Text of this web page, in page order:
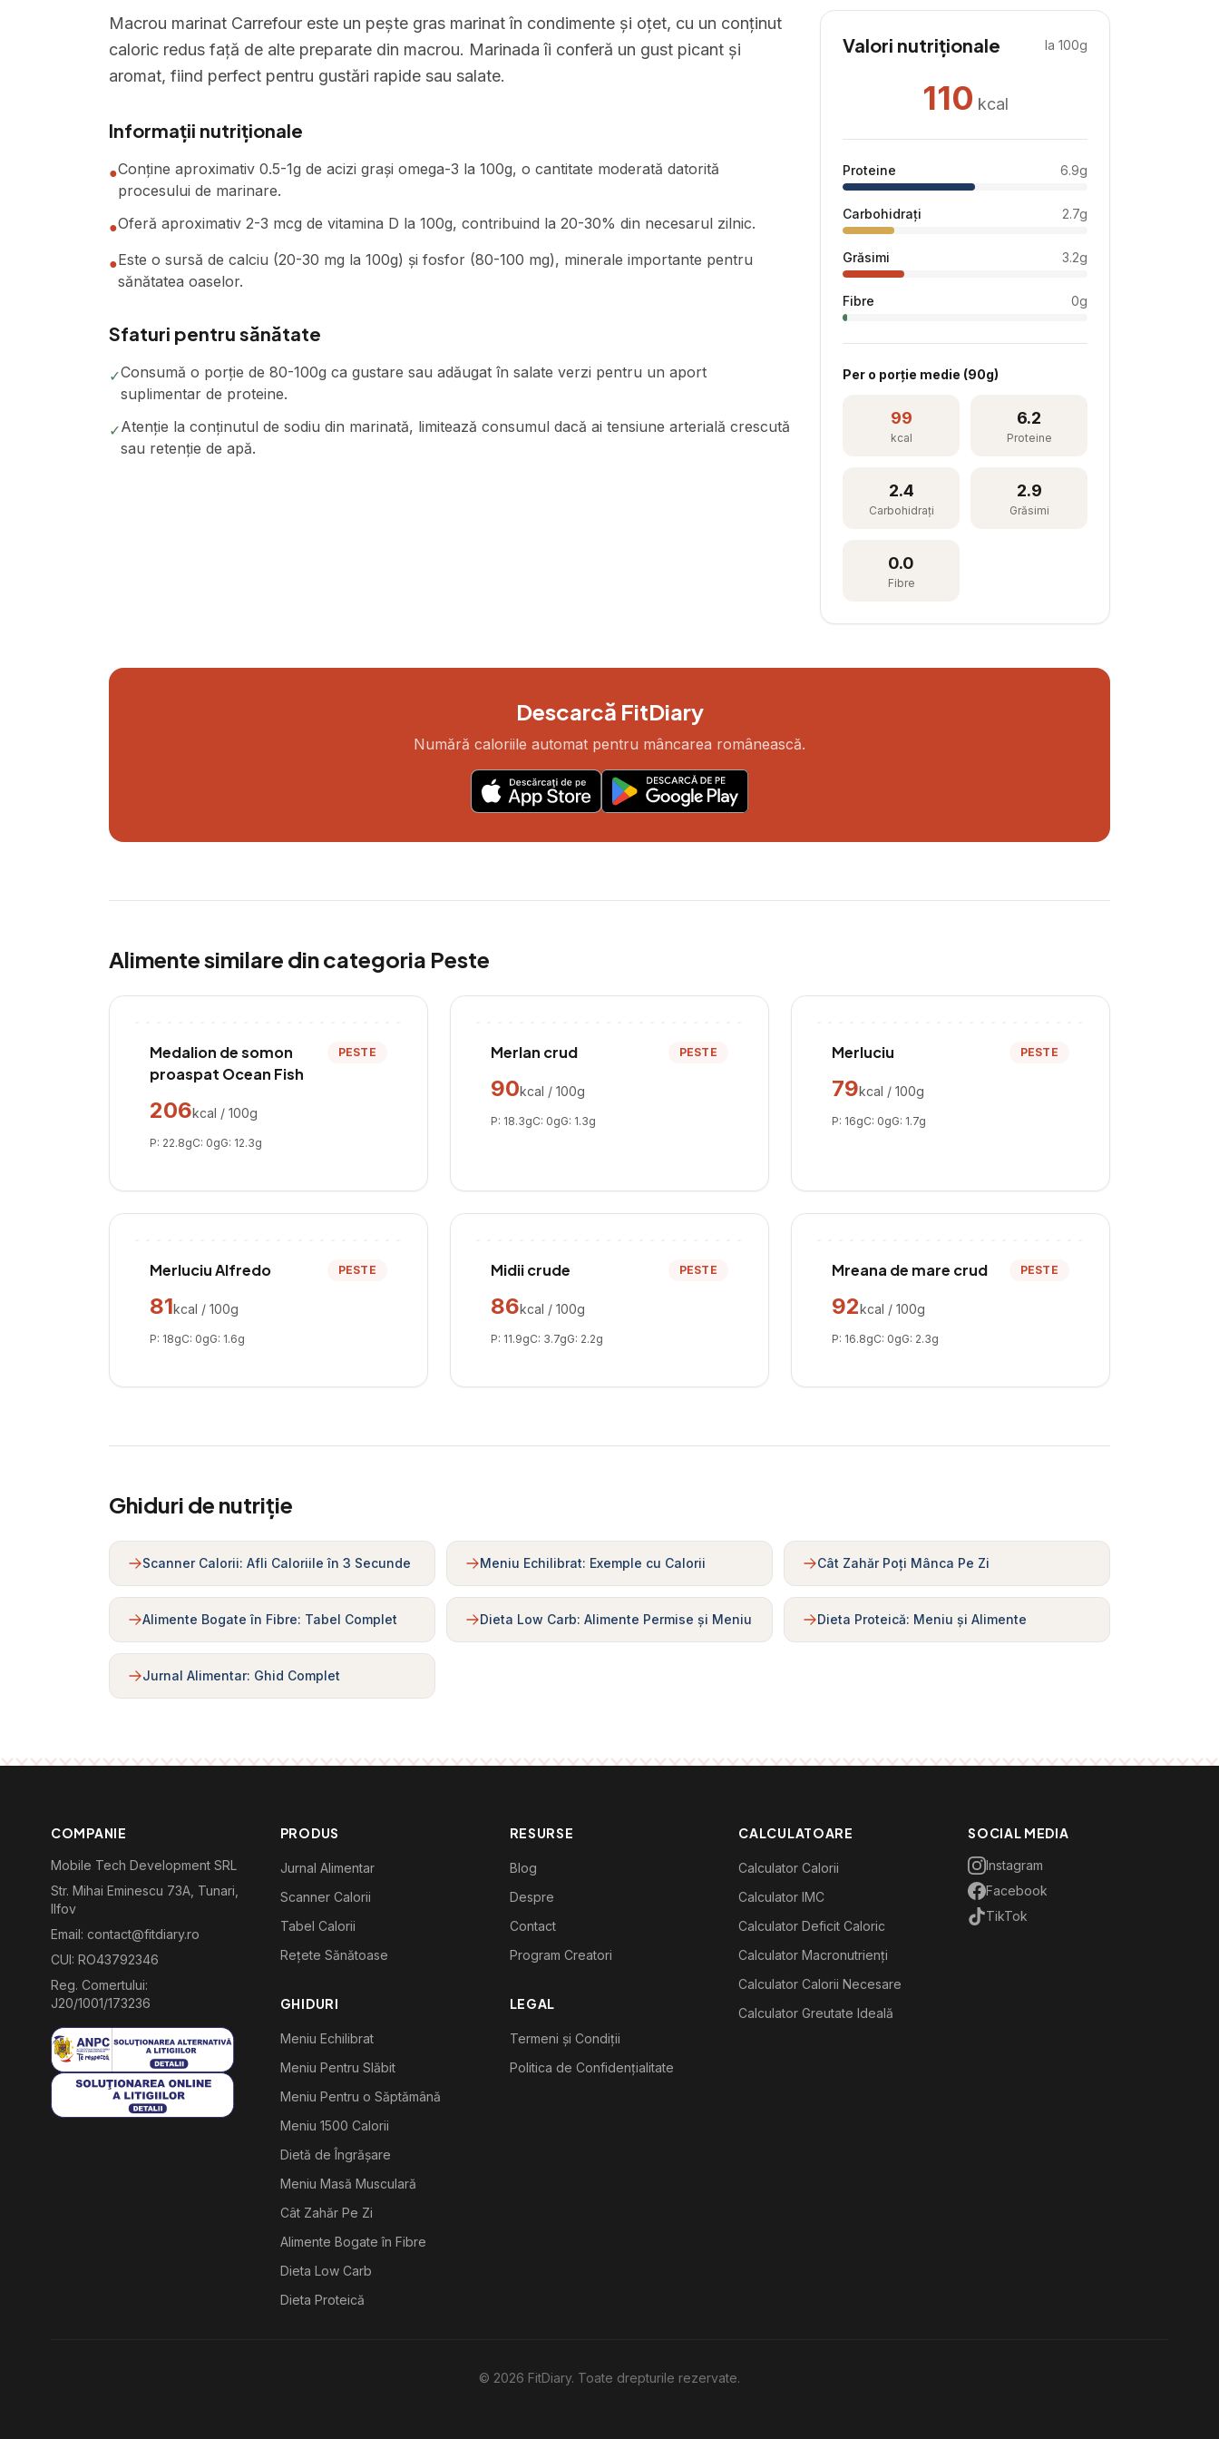
Macrou marinat Carrefour este un pește gras marinat în condimente și oțet, cu un conținut
caloric redus față de alte preparate din macrou. Marinada îi conferă un gust picant și
aromat, fiind perfect pentru gustări rapide sau salate.
Informații nutriționale
●Conține aproximativ 0.5-1g de acizi grași omega-3 la 100g, o cantitate moderată datorită
procesului de marinare.
●Oferă aproximativ 2-3 mcg de vitamina D la 100g, contribuind la 20-30% din necesarul zilnic.
●Este o sursă de calciu (20-30 mg la 100g) și fosfor (80-100 mg), minerale importante pentru
sănătatea oaselor.
Sfaturi pentru sănătate
✓Consumă o porție de 80-100g ca gustare sau adăugat în salate verzi pentru un aport
suplimentar de proteine.
✓Atenție la conținutul de sodiu din marinată, limitează consumul dacă ai tensiune arterială crescută
sau retenție de apă.
Valori nutriționale la 100g
110 kcal
Proteine 6.9g
Carbohidrați 2.7g
Grăsimi 3.2g
Fibre 0g
Per o porție medie (90g)
99
kcal
6.2
Proteine
2.4
Carbohidrați
2.9
Grăsimi
0.0
Fibre
Descarcă FitDiary
Numără caloriile automat pentru mâncarea românească.
Alimente similare din categoria Peste
Medalion de somon
proaspat Ocean Fish
PESTE
206kcal / 100g
P: 22.8gC: 0gG: 12.3g
Merlan crud PESTE
90kcal / 100g
P: 18.3gC: 0gG: 1.3g
Merluciu PESTE
79kcal / 100g
P: 16gC: 0gG: 1.7g
Merluciu Alfredo PESTE
81kcal / 100g
P: 18gC: 0gG: 1.6g
Midii crude PESTE
86kcal / 100g
P: 11.9gC: 3.7gG: 2.2g
Mreana de mare crud PESTE
92kcal / 100g
P: 16.8gC: 0gG: 2.3g
Ghiduri de nutriție
Scanner Calorii: Afli Caloriile în 3 Secunde Meniu Echilibrat: Exemple cu Calorii Cât Zahăr Poți Mânca Pe Zi
Alimente Bogate în Fibre: Tabel Complet Dieta Low Carb: Alimente Permise și Meniu Dieta Proteică: Meniu și Alimente
Jurnal Alimentar: Ghid Complet
COMPANIE
Mobile Tech Development SRL
Str. Mihai Eminescu 73A, Tunari,
Ilfov
Email: contact@fitdiary.ro
CUI: RO43792346
Reg. Comertului:
J20/1001/173236
PRODUS
Jurnal Alimentar
Scanner Calorii
Tabel Calorii
Rețete Sănătoase
GHIDURI
Meniu Echilibrat
Meniu Pentru Slăbit
Meniu Pentru o Săptămână
Meniu 1500 Calorii
Dietă de Îngrășare
Meniu Masă Musculară
Cât Zahăr Pe Zi
Alimente Bogate în Fibre
Dieta Low Carb
Dieta Proteică
RESURSE
Blog
Despre
Contact
Program Creatori
LEGAL
Termeni și Condiții
Politica de Confidențialitate
CALCULATOARE
Calculator Calorii
Calculator IMC
Calculator Deficit Caloric
Calculator Macronutrienți
Calculator Calorii Necesare
Calculator Greutate Ideală
SOCIAL MEDIA
Instagram
Facebook
TikTok
© 2026 FitDiary. Toate drepturile rezervate.